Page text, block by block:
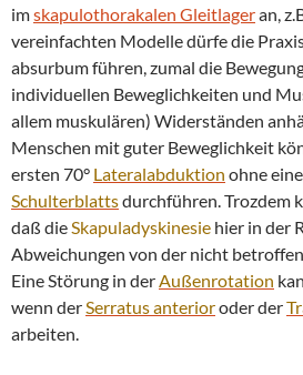
imskapulothorakalen Gleitlageran,
vereinfachten Modelle dürfe die
absurbum führen, zumal die
individuellen Beweglichkeiten und
allem muskulären) Widerständen
Menschen mit guter Beweglichkeit
ersten 70° Lateralabduktion ohne eine
Schulterblattsdurchführen. Trozdem
daß dieSkapuladyskinesie hier in der
Abweichungen von der nicht
Eine Störung in derAußenrotation
wenn derSerratusanterioroder der
arbeiten.